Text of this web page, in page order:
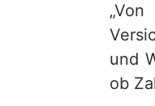
und
ob